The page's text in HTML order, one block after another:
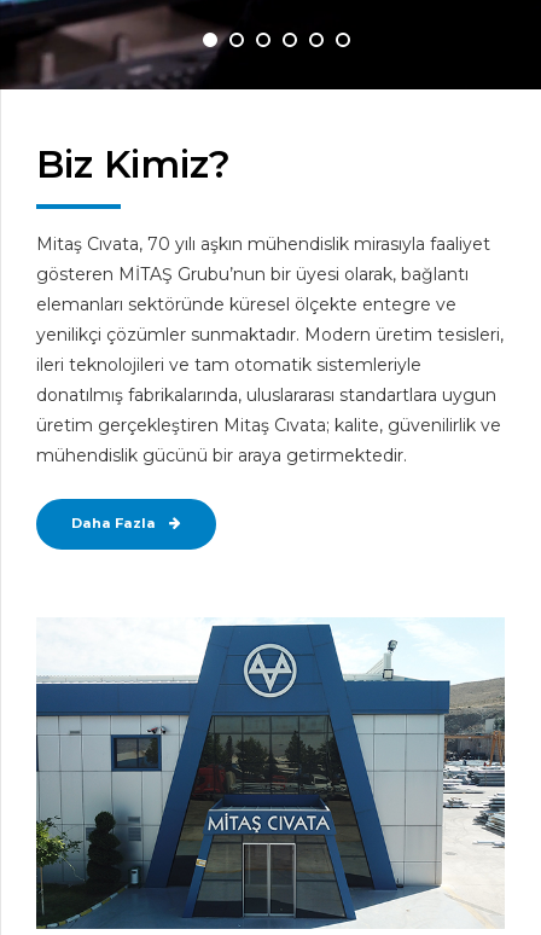
Biz Kimiz?
Mitaş Cıvata, 70 yılı aşkın mühendislik mirasıyla faaliyet
gösteren MİTAŞ Grubu’nun bir üyesi olarak, bağlantı
elemanları sektöründe küresel ölçekte entegre ve
yenilikçi çözümler sunmaktadır. Modern üretim tesisleri,
ileri teknolojileri ve tam otomatik sistemleriyle
donatılmış fabrikalarında, uluslararası standartlara uygun
üretim gerçekleştiren Mitaş Cıvata; kalite, güvenilirlik ve
mühendislik gücünü bir araya getirmektedir.
Daha Fazla